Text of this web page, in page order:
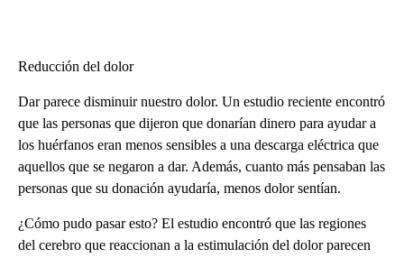
Reducción del dolor
Dar parece disminuir nuestro dolor. Un estudio reciente encontró
que las personas que dijeron que donarían dinero para ayudar a
los huérfanos eran menos sensibles a una descarga eléctrica que
aquellos que se negaron a dar. Además, cuanto más pensaban las
personas que su donación ayudaría, menos dolor sentían.
¿Cómo pudo pasar esto? El estudio encontró que las regiones
del cerebro que reaccionan a la estimulación del dolor parecen